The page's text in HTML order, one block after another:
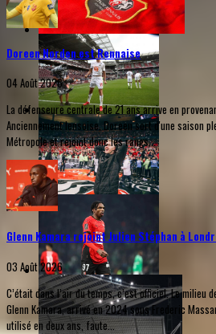
Doreen Norden est Rennaise
04 Août 2026
La défenseure centrale de 21 ans arrive en
Anciennement lensoise, Doreen sort d'une saison
Métropole et rejoint donc les rangs...
Glenn Kamara rejoint Julien Stéphan à
03 Août 2026
C’était dans l’air du temps, c’est officiel. Le
Glenn Kamara, arrivé en 2024 sous Frederic
utilisé en deux ans, faute...